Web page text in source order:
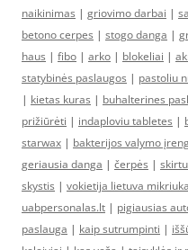
naikinimas | griovimo darbai |
betono cerpes | stogo danga |
haus | fibo | arko | blokeliai |
statybinės paslaugos | pastoliu
| kietas kuras | buhalterines
prižiūrėti | indaploviu tabletes |
starwax | bakterijos valymo
geriausia danga | čerpės |
skystis | vokietija lietuva
uabpersonalas.lt | pigiausias
paslauga | kaip sutrumpinti |